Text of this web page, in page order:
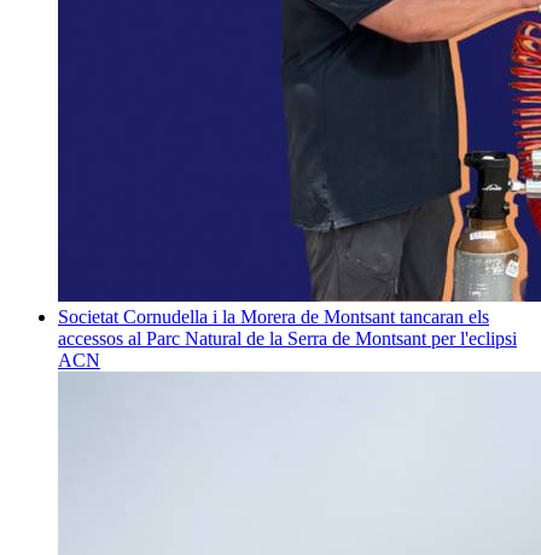
Societat Cornudella i la Morera de Montsant tancaran els
accessos al Parc Natural de la Serra de Montsant per l'eclipsi
ACN